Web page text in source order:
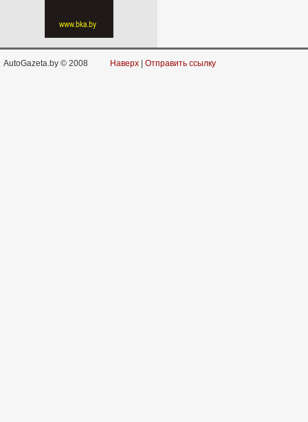
AutoGazeta.by © 2008 Наверх Отправить ссылку